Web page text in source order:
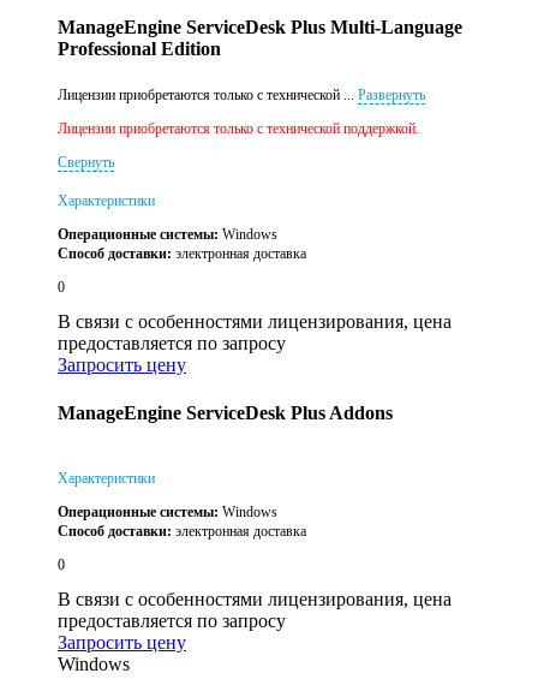
ManageEngine ServiceDesk Plus Multi-Language
Professional Edition
Лицензии приобретаются только с технической ... Развернуть
Лицензии приобретаются только с технической поддержкой.
Свернуть
Характеристики
Операционные системы: Windows
Способ доставки: электронная доставка
0
В связи с особенностями лицензирования, цена
предоставляется по запросу
Запросить цену
ManageEngine ServiceDesk Plus Addons
Характеристики
Операционные системы: Windows
Способ доставки: электронная доставка
0
В связи с особенностями лицензирования, цена
предоставляется по запросу
Запросить цену
Windows